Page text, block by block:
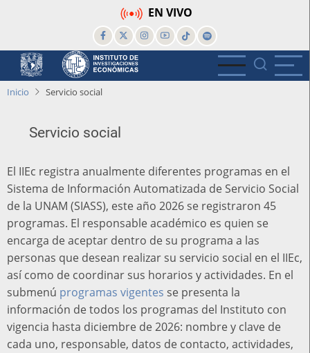
principal
EN VIVO
Inicio Servicio social
Servicio social
El IIEc registra anualmente diferentes programas en el
Sistema de Información Automatizada de Servicio Social
de la UNAM (SIASS), este año 2026 se registraron 45
programas. El responsable académico es quien se
encarga de aceptar dentro de su programa a las
personas que desean realizar su servicio social en el IIEc,
así como de coordinar sus horarios y actividades. En el
submenú programas vigentes se presenta la
información de todos los programas del Instituto con
vigencia hasta diciembre de 2026: nombre y clave de
cada uno, responsable, datos de contacto, actividades,